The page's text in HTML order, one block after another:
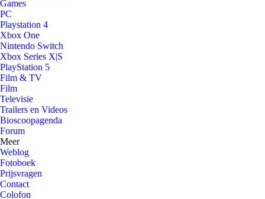
Games
PC
Playstation 4
Xbox One
Nintendo Switch
Xbox Series X|S
PlayStation 5
Film & TV
Film
Televisie
Trailers en Videos
Bioscoopagenda
Forum
Meer
Weblog
Fotoboek
Prijsvragen
Contact
Colofon